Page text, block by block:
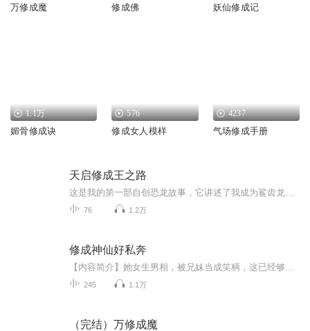
万修成魔 修成佛 妖仙修成记
1.1万
媚骨修成诀
576
修成女人模样
4237
气场修成手册
天启修成王之路
76 1.2万
修成神仙好私奔
245 1.1万
（完结）万修成魔